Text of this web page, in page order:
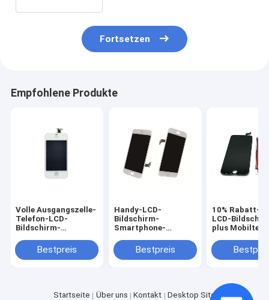
Fortsetzen
Empfohlene Produkte
Volle Ausgangszelle-
Telefon-LCD-
Bildschirm-
Bildschirm-Anzeige
für iPhone 4 4s
Bestpreis
Handy-LCD-
Bildschirm-
Smartphone-
Soem-Weiß iPhone 8
HD materielles
Bestpreis
10% Rabatt-
LCD-
plus
Startseite Über uns Kontakt Desktop Site